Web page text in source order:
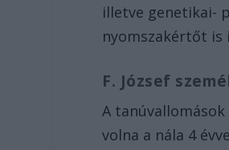
illetve genetikai-
nyomszakértőt is
F. József
A
volna a nála 4